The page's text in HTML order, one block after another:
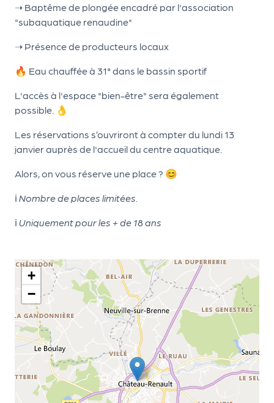
➝ Baptême de plongée encadré par l'association
"subaquatique renaudine"
➝ Présence de producteurs locaux
🔥 Eau chauffée à 31° dans le bassin sportif
L'accès à l'espace "bien-être" sera également
possible. 👌
Les réservations s’ouvriront à compter du lundi 13
janvier auprès de l'accueil du centre aquatique.
Alors, on vous réserve une place ? 😊
ℹ Nombre de places limitées.
ℹ Uniquement pour les + de 18 ans
+
−
os
se
rvi
ce
s
L
e
k
it
d
e
o
g
a
n
s